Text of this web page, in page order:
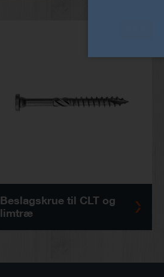
Beslagskrue til CLT og
limtræ